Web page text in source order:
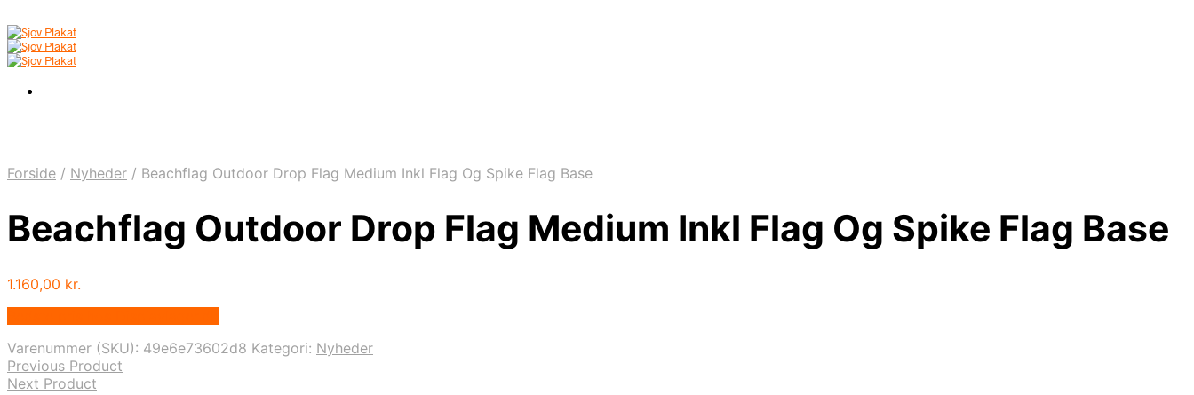
Forside / Nyheder / Beachflag Outdoor Drop Flag Medium Inkl Flag Og Spike Flag Base
Beachflag Outdoor Drop Flag Medium Inkl Flag Og Spike Flag Base
1.160,00 kr.
Varenummer (SKU): 49e6e73602d8 Kategori: Nyheder
Previous Product
Next Product